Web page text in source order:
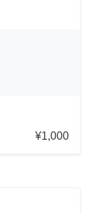
¥1,000